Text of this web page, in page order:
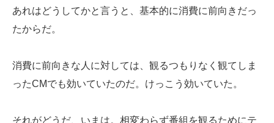
あれはどうしてかと言うと、基本的に消費に前向きだっ
たからだ。
消費に前向きな人に対しては、観るつもりなく観てしま
ったCMでも効いていたのだ。けっこう効いていた。
それがどうだ、いまは。相変わらず番組を観るためにテ